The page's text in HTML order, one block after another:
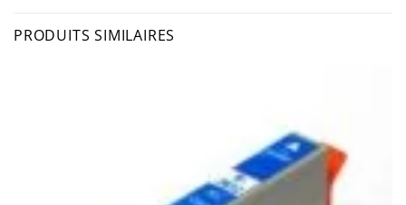
PRODUITS SIMILAIRES